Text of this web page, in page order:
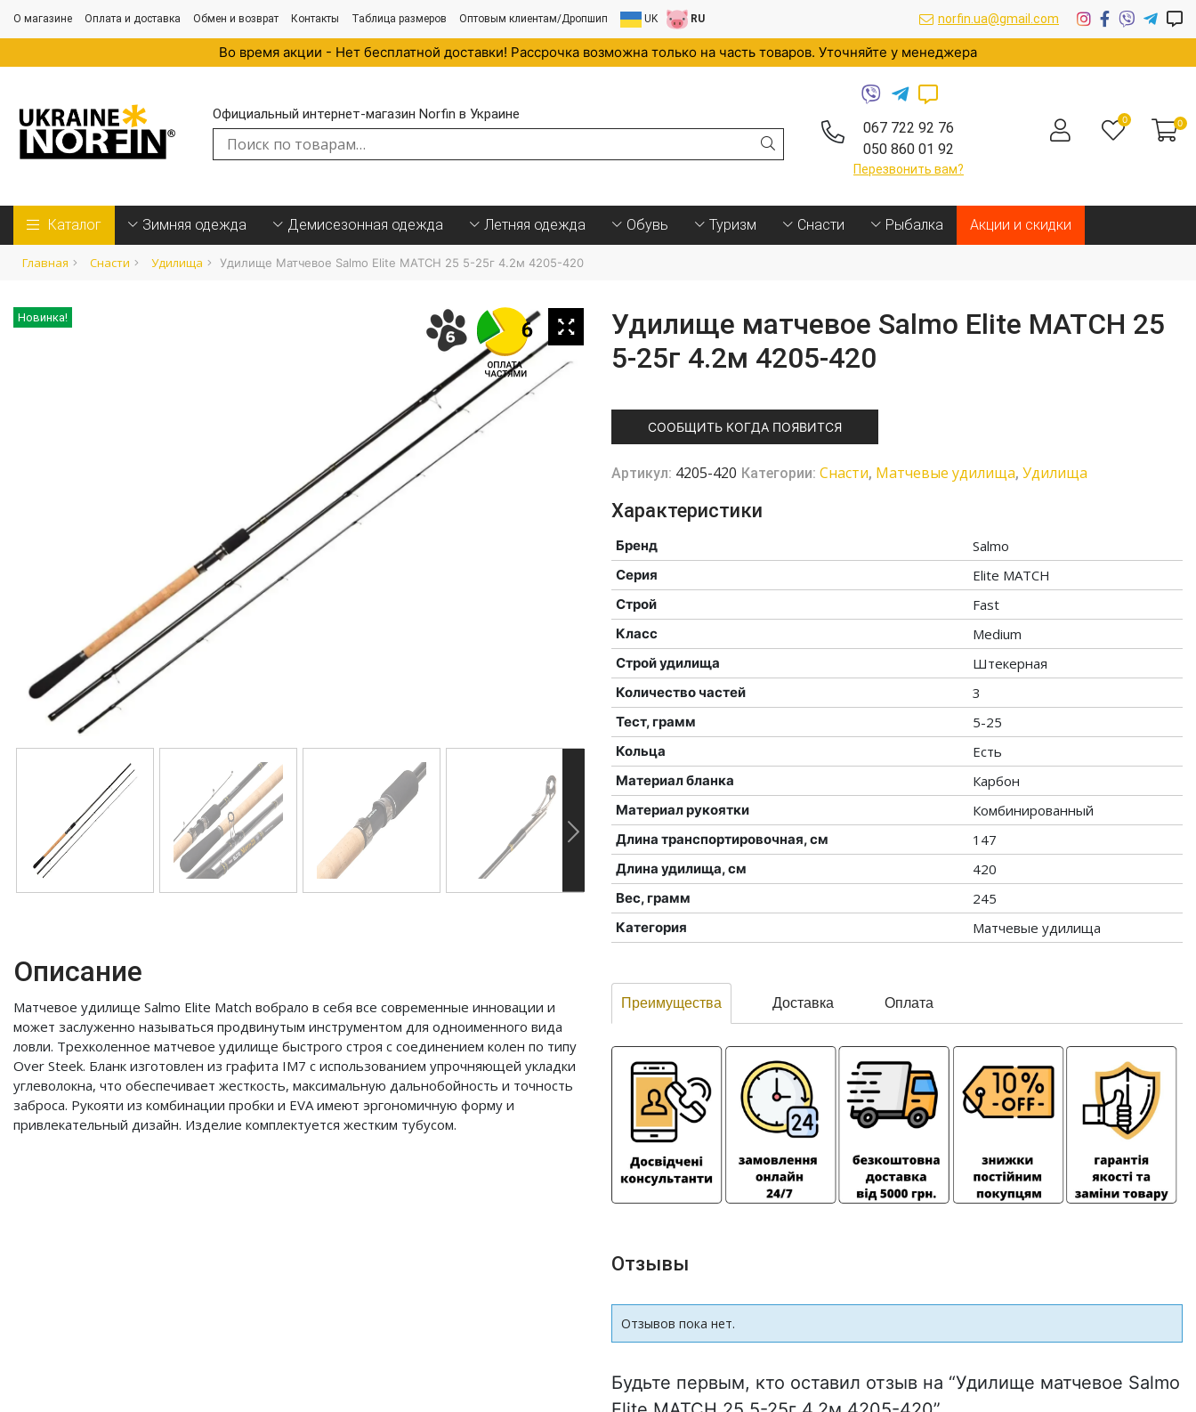
О магазине Оплата и доставка Обмен и возврат Контакты Таблица размеров Оптовым клиентам/Дропшип UK RU norfin.ua@gmail.com
Во время акции - Нет бесплатной доставки! Рассрочка возможна только на часть товаров. Уточняйте у менеджера
Официальный интернет-магазин Norfin в Украине
Искать:
067 722 92 76
050 860 01 92
Перезвонить вам?
0 0
Каталог Зимняя одежда Демисезонная одежда Летняя одежда Обувь Туризм Cнасти Рыбалка Акции и скидки
Главная Cнасти Удилища Удилище Матчевое Salmo Elite MATCH 25 5-25г 4.2м 4205-420
Новинка!
Описание
Матчевое удилище Salmo Elite Match вобрало в себя все современные инновации и
может заслуженно называться продвинутым инструментом для одноименного вида
ловли. Трехколенное матчевое удилище быстрого строя с соединением колен по типу
Over Steek. Бланк изготовлен из графита IM7 с использованием упрочняющей укладки
углеволокна, что обеспечивает жесткость, максимальную дальнобойность и точность
заброса. Рукояти из комбинации пробки и EVA имеют эргономичную форму и
привлекательный дизайн. Изделие комплектуется жестким тубусом.
Удилище матчевое Salmo Elite MATCH 25
5-25г 4.2м 4205-420
СООБЩИТЬ КОГДА ПОЯВИТСЯ
Артикул: 4205-420 Категории: Cнасти, Матчевые удилища, Удилища
Характеристики
Бренд Salmo
Серия Elite MATCH
Строй Fast
Класс Medium
Строй удилища Штекерная
Количество частей 3
Тест, грамм 5-25
Кольца Есть
Материал бланка Карбон
Материал рукоятки Комбинированный
Длина транспортировочная, см 147
Длина удилища, см 420
Вес, грамм 245
Категория Матчевые удилища
Преимущества Доставка Оплата
Отзывы
Отзывов пока нет.
Будьте первым, кто оставил отзыв на “Удилище матчевое Salmo